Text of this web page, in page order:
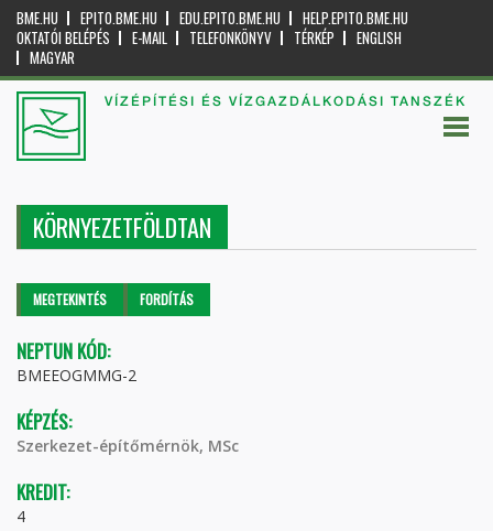
BME.HU EPITO.BME.HU EDU.EPITO.BME.HU
HELP.EPITO.BME.HU
OKTATÓI BELÉPÉS
E-MAIL TELEFONKÖNYV TÉRKÉP
ENGLISH
MAGYAR
VÍZÉPÍTÉSI ÉS VÍZGAZDÁLKODÁSI TANSZÉK
KÖRNYEZETFÖLDTAN
Elsődleges fülek
MEGTEKINTÉS (AKTÍVFORDÍTÁS
NEPTUN KÓD:
BMEEOGMMG-2
KÉPZÉS:
Szerkezet-építőmérnök, MSc
KREDIT:
4